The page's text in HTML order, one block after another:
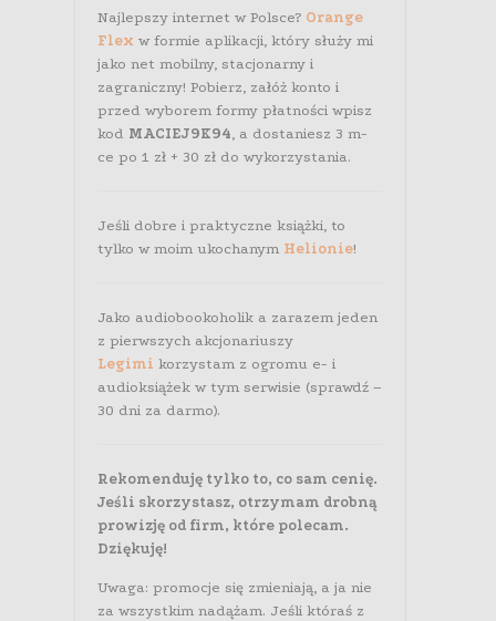
Najlepszy internet w Polsce? Orange
Flex w formie aplikacji, który służy mi
jako net mobilny, stacjonarny i
zagraniczny! Pobierz, załóż konto i
przed wyborem formy płatności wpisz
kod MACIEJ9K94, a dostaniesz 3 m-
ce po 1 zł + 30 zł do wykorzystania.
Jeśli dobre i praktyczne książki, to
tylko w moim ukochanym Helionie!
Jako audiobookoholik a zarazem jeden
z pierwszych akcjonariuszy
Legimi korzystam z ogromu e- i
audioksiążek w tym serwisie (sprawdź –
30 dni za darmo).
Rekomenduję tylko to, co sam cenię.
Jeśli skorzystasz, otrzymam drobną
prowizję od firm, które polecam.
Dziękuję!
Uwaga: promocje się zmieniają, a ja nie
za wszystkim nadążam. Jeśli któraś z